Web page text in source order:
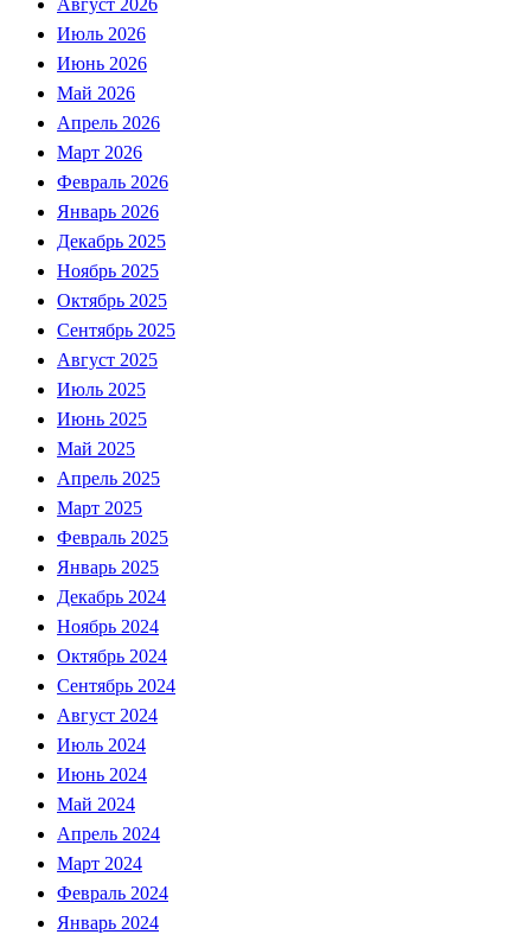
Август 2026
Июль 2026
Июнь 2026
Май 2026
Апрель 2026
Март 2026
Февраль 2026
Январь 2026
Декабрь 2025
Ноябрь 2025
Октябрь 2025
Сентябрь 2025
Август 2025
Июль 2025
Июнь 2025
Май 2025
Апрель 2025
Март 2025
Февраль 2025
Январь 2025
Декабрь 2024
Ноябрь 2024
Октябрь 2024
Сентябрь 2024
Август 2024
Июль 2024
Июнь 2024
Май 2024
Апрель 2024
Март 2024
Февраль 2024
Январь 2024